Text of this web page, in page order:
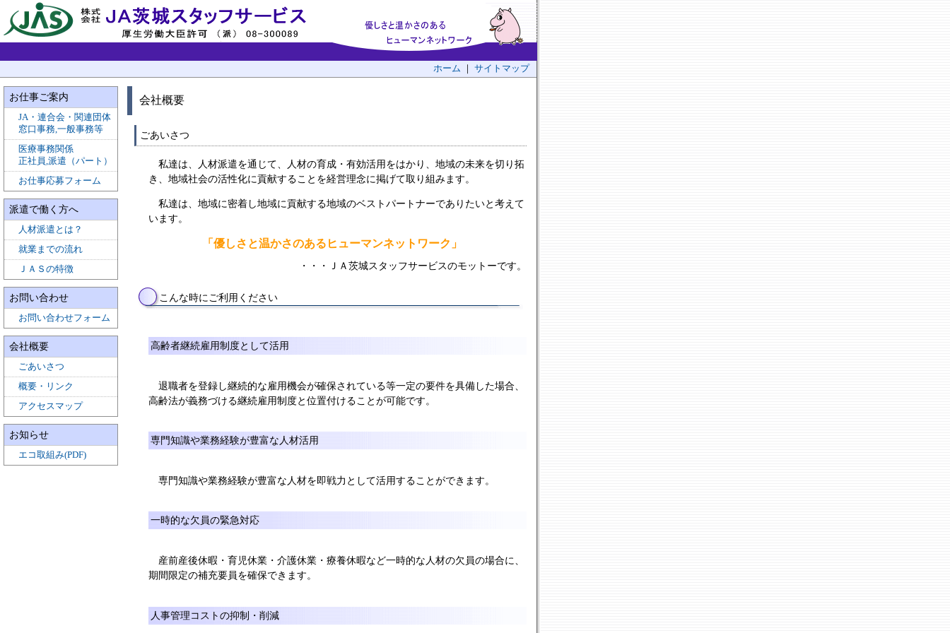
ホーム サイトマップ
お仕事ご案内
JA・連合会・関連団体
窓口事務,一般事務等
医療事務関係
正社員,派遣（パート）
お仕事応募フォーム
派遣で働く方へ
人材派遣とは？
就業までの流れ
ＪＡＳの特徴
お問い合わせ
お問い合わせフォーム
会社概要
ごあいさつ
概要・リンク
アクセスマップ
お知らせ
エコ取組み(PDF)
会社概要
ごあいさつ
私達は、人材派遣を通じて、人材の育成・有効活用をはかり、地域の未来を切り拓
き、地域社会の活性化に貢献することを経営理念に掲げて取り組みます。
私達は、地域に密着し地域に貢献する地域のベストパートナーでありたいと考えて
います。
「優しさと温かさのあるヒューマンネットワーク」
・・・ＪＡ茨城スタッフサービスのモットーです。
こんな時にご利用ください
高齢者継続雇用制度として活用
退職者を登録し継続的な雇用機会が確保されている等一定の要件を具備した場合、
高齢法が義務づける継続雇用制度と位置付けることが可能です。
専門知識や業務経験が豊富な人材活用
専門知識や業務経験が豊富な人材を即戦力として活用することができます。
一時的な欠員の緊急対応
産前産後休暇・育児休業・介護休業・療養休暇など一時的な人材の欠員の場合に、
期間限定の補充要員を確保できます。
人事管理コストの抑制・削減